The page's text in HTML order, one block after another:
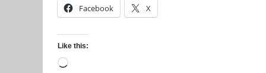
Facebook X
Like this:
Loading…